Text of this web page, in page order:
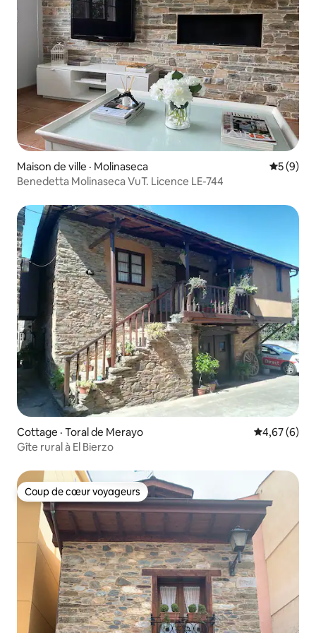
Maison de ville · Molinaseca Note
5 (9)
Benedetta Molinaseca VuT. Licence LE-744
Cottage · Toral de Merayo Note
4,67 (6)
Gîte rural à El Bierzo
Coup de cœur voyageurs
Coup de cœur voyageurs